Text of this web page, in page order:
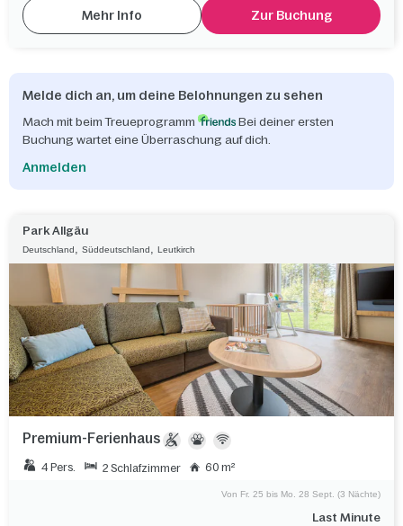
Mehr Info Zur Buchung
Melde dich an, um deine Belohnungen zu sehen
Mach mit beim Treueprogramm
Bei deiner ersten
Buchung wartet eine Überraschung auf dich.
Anmelden
Park Allgäu
Deutschland, Süddeutschland, Leutkirch
Premium-Ferienhaus
4 Pers. 2 Schlafzimmer 60 m²
Last Minute
Von Fr. 25 bis Mo. 28 Sept. (3 Nächte)